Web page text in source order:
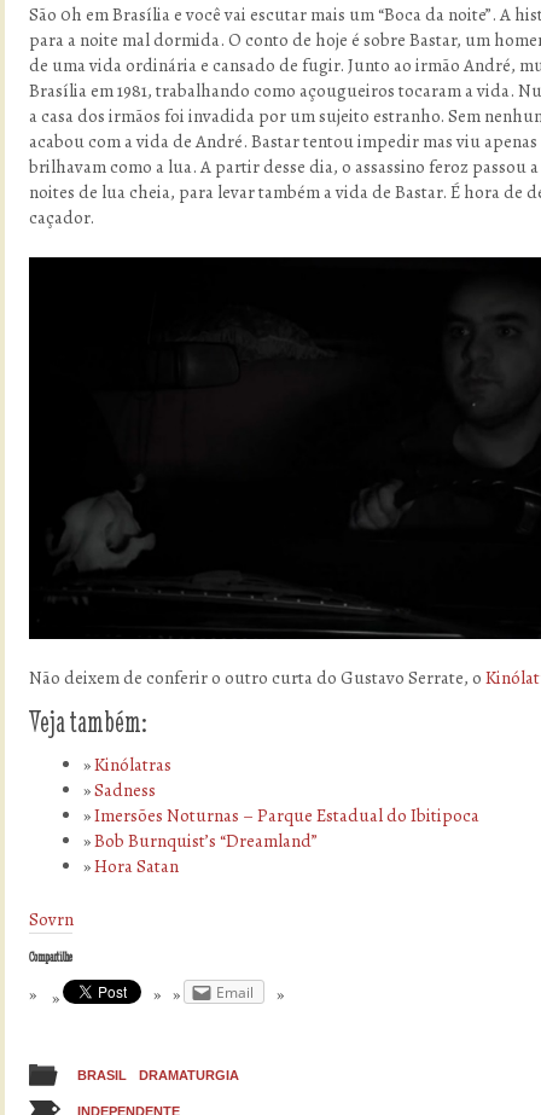
São 0h em Brasília e você vai escutar mais um “Boca da noite”. A
para a noite mal dormida. O conto de hoje é sobre Bastar, um
de uma vida ordinária e cansado de fugir. Junto ao irmão André,
Brasília em 1981, trabalhando como açougueiros tocaram a vida.
a casa dos irmãos foi invadida por um sujeito estranho. Sem
acabou com a vida de André. Bastar tentou impedir mas viu apenas
brilhavam como a lua. A partir desse dia, o assassino feroz passou
noites de lua cheia, para levar também a vida de Bastar. É hora de
caçador.
Não deixem de conferir o outro curta do Gustavo Serrate, o
Veja também:
Kinólatras
Sadness
Imersões Noturnas – Parque Estadual do Ibitipoca
Bob Burnquist’s “Dreamland”
Hora Satan
Sovrn
Compartilhe
Email
BRASIL DRAMATURGIA
INDEPENDENTE